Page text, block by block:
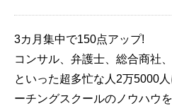
3カ月集中で150点アップ!
コンサル、弁護士、総合商社
といった超多忙な人2万5000
ーチングスクールのノウハウ